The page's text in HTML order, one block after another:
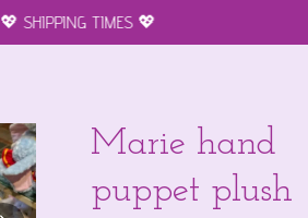
💖 SHIPPING TIMES 💖
Marie hand
puppet plush